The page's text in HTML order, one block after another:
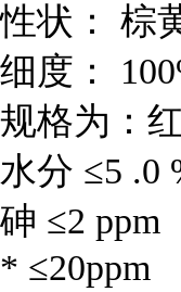
性状： 棕
细度：
规格为：
水分 ≤5 .0
砷 ≤2 ppm
* ≤20ppm